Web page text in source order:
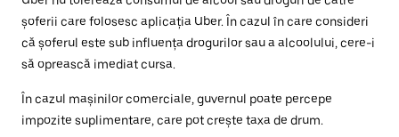
șoferii care folosesc aplicația Uber. În cazul în care consideri
că șoferul este sub influența drogurilor sau a alcoolului, cere-i
să oprească imediat cursa.
În cazul mașinilor comerciale, guvernul poate percepe
impozite suplimentare, care pot crește taxa de drum.